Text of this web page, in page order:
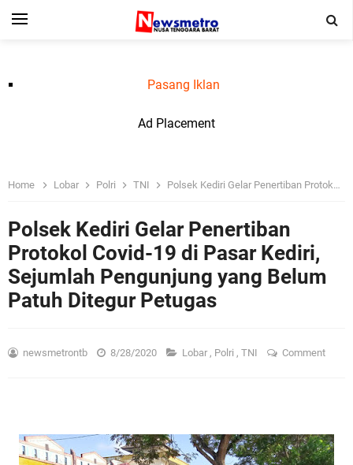
Pasang Iklan
Ad Placement
Home Lobar Polri TNI Polsek Kediri Gelar Penertiban Protokol Covid-19 di Pasar Kediri, Sejumlah Pengunjung yang Belum Patuh Ditegur Petugas
Polsek Kediri Gelar Penertiban
Protokol Covid-19 di Pasar Kediri,
Sejumlah Pengunjung yang Belum
Patuh Ditegur Petugas
newsmetrontb 8/28/2020 Lobar , Polri , TNI Comment